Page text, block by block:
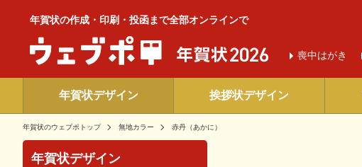
年賀状の作成・印刷・投函まで全部オンラインで
喪中はがき
年賀状デザイン 挨拶状デザイン
年賀状のウェブポトップ 無地カラー 赤丹（あかに）
年賀状デザイン